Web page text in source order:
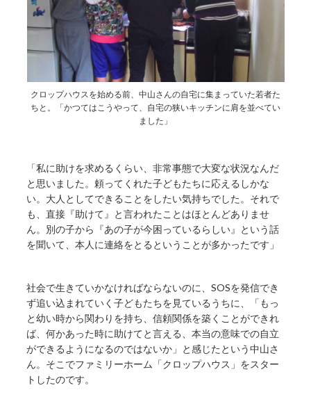
クロップハウスを始める前、中山さんの自宅に集まっていた若者た
ちと。「かつてはこうやって、自宅の狭いキッチンに肩を並べてい
ました」
「私に助けを求めるくらい、非常事態で大変な状況なんだ
と思いました。頼ってくれた子どもたちに応えるしかな
い。大人としてできることをしたい気持ちでした。それで
も、直接『助けて』と言われたことはほとんどありませ
ん。別の子から『あの子が今困っているらしい』という話
を聞いて、本人に連絡をとるということが多かったです」
社会で生きていかなければならないのに、SOSを発信でき
ず追い込まれていく子どもたちを見ているうちに、「もっ
と幼い時から関わりを持ち、信頼関係を築くことができれ
ば、何かあった時に助けてと言える、本当の意味での自立
ができるようになるのではないか」と感じたという中山さ
ん。そこでファミリーホーム「クロップハウス」をスター
トしたのです。